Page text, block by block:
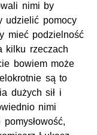
nimi by
udzielić pomocy
mieć podzielność
kilku rzeczach
bowiem może
są to
dużych sił i
nimi